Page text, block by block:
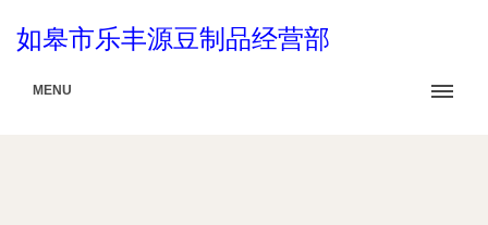
如皋市乐丰源豆制品经营部
MENU